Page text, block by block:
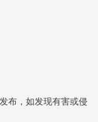
布，如发现有害或侵